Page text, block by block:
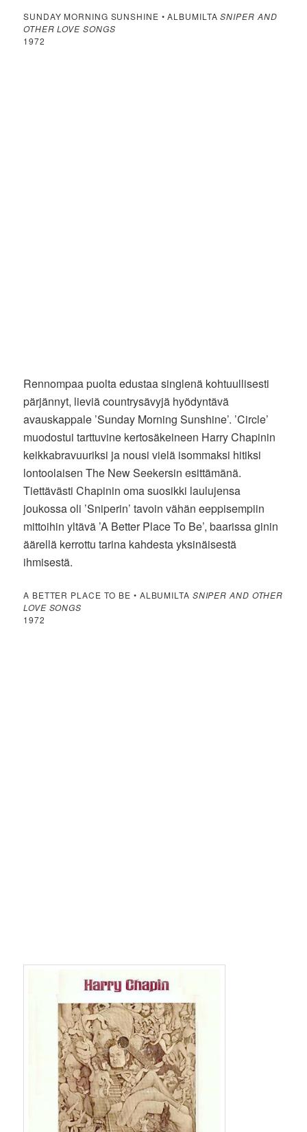
SUNDAY MORNING SUNSHINE • ALBUMILTASNIPER AND
OTHER LOVE SONGS
1972
Rennompaa puolta edustaa singlenä kohtuullisesti
pärjännyt, lieviä countrysävyjä hyödyntävä
avauskappale ’Sunday Morning Sunshine’. ’Circle’
muodostui tarttuvine kertosäkeineen Harry Chapinin
keikkabravuuriksi ja nousi vielä isommaksi hitiksi
lontoolaisen The New Seekersin esittämänä.
Tiettävästi Chapinin oma suosikki laulujensa
joukossa oli ’Sniperin’ tavoin vähän eeppisempiin
mittoihin yltävä ’A Better Place To Be’, baarissa ginin
äärellä kerrottu tarina kahdesta yksinäisestä
ihmisestä.
A BETTER PLACE TO BE • ALBUMILTA SNIPER AND OTHER
LOVE SONGS
1972